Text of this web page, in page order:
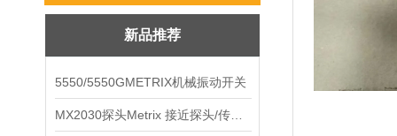
新品推荐
5550/5550GMETRIX机械振动开关